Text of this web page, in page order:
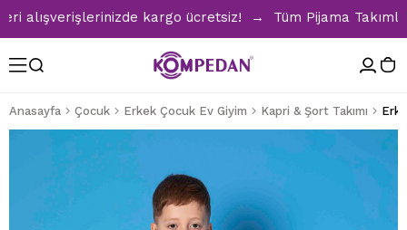
alışverişlerinizde kargo ücretsiz! → Tüm Pijama
Anasayfa Çocuk Erkek Çocuk Ev Giyim Kapri & Şort Takımı